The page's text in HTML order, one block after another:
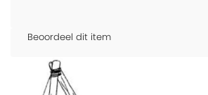
Beoordeel dit item